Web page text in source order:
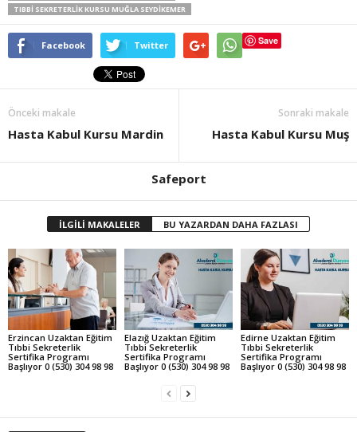
TIBBI SEKRETERLIK KURSU MUĞLA SEYDIKEMER
Facebook Twitter Save
Önceki makale
Hasta Kabul Kursu Mardin
Sonraki makale
Hasta Kabul Kursu Muş
Safeport
İLGİLİ MAKALELER BU YAZARDAN DAHA FAZLASI
Erzincan Uzaktan Eğitim
Tıbbi Sekreterlik
Sertifika Programı
Başlıyor 0 (530) 304 98 98
Elazığ Uzaktan Eğitim
Tıbbi Sekreterlik
Sertifika Programı
Başlıyor 0 (530) 304 98 98
Edirne Uzaktan Eğitim
Tıbbi Sekreterlik
Sertifika Programı
Başlıyor 0 (530) 304 98 98